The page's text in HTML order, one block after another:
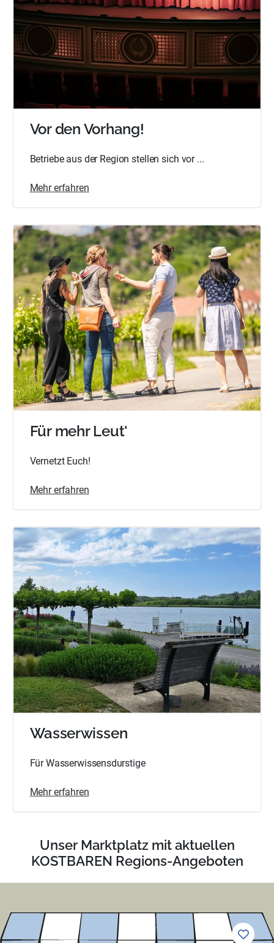
Vor den Vorhang!
Betriebe aus der Region stellen sich vor ...
Mehr erfahren
Für mehr Leut'
Vernetzt Euch!
Mehr erfahren
Wasserwissen
Für Wasserwissensdurstige
Mehr erfahren
Unser Marktplatz mit aktuellen
KOSTBAREN Regions-Angeboten